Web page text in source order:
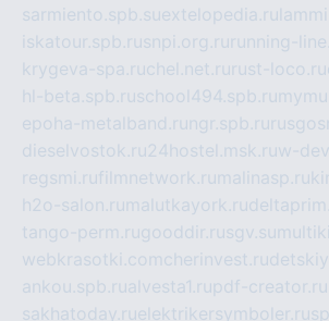
sarmiento.spb.suextelopedia.ru
iskatour.spb.rusnpi.org.ru running-
krygeva-spa.ruchel.net.ru rust-loco.ru
hl-beta.spb.ruschool494.spb.ru
epoha-metalband.ru ngr.spb.ru
dieselvostok.ru24hostel.msk.ruw-
regsmi.rufilmnetwork.ru malinasp.ru
h2o-salon.ru malutkayork.ru
tango-perm.rugooddir.rusgv.su
webkrasotki.comcherinvest.ru
ankou.spb.rualvesta1.rupdf-creator.ru
sakhatoday.ruelektrikersymboler.ru